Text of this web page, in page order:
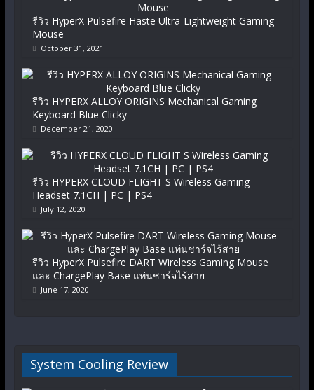
รีวิว HyperX Pulsefire Haste Ultra-Lightweight Gaming
Mouse
October 31, 2021
รีวิว HYPERX ALLOY ORIGINS Mechanical Gaming
Keyboard Blue Clicky
December 21, 2020
รีวิว HYPERX CLOUD FLIGHT S Wireless Gaming
Headset 7.1CH | PC | PS4
July 12, 2020
รีวิว HyperX Pulsefire DART Wireless Gaming Mouse
และ ChargePlay Base แท่นชาร์จไร้สาย
June 17, 2020
System Cooling Review